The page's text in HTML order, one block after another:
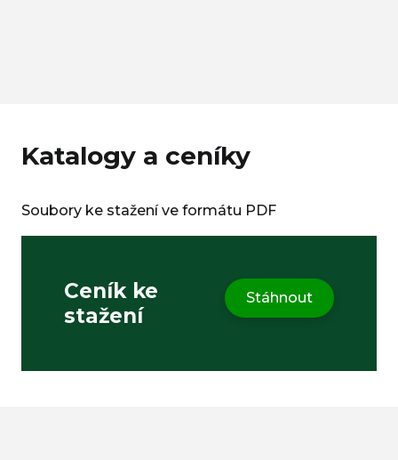
Katalogy a ceníky
Soubory ke stažení ve formátu PDF
Ceník ke
stažení
Stáhnout